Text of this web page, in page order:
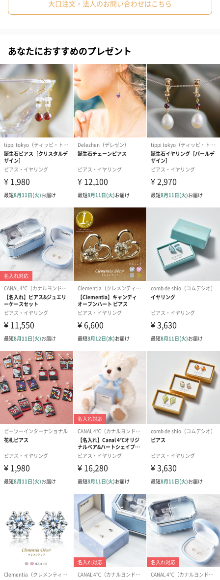
が多い中で、高級感のあるガラスを使用して差別化を図りまし
た。レジン等と違い紫外線で変色しませんので長くご愛用頂けま
す。
水風船を透明感のある涼しげなデザインに。浴衣にも合う夏用ア
イテムです。カラフルな彩りで、卓上のちょっとしたワンポイン
トインテリアにも。
カラーはピアス/イヤリングそれぞれ8色展開。異なる色を集め
ピアス（全8色）
イヤリング（全8色）
ガラス製のアクセサリーブランド「硝子十色」
「硝子十色」は1956年創業の鈴メーカーが送る、2021年春に誕生
した新ブランド。
可愛くてポップ、それでいてガラスの透明感あふれるアイテムが
装いを華やかに彩ります。普段使いやイベント等、様々なファッ
ションシーンで活躍出来る、「硝子十色」ならではのガラスアク
セサリーをご提案致します。
夏の耳元を涼しげに
水風船をモチーフにした涼しげなアクセサリーは、浴衣との相性
も良く夏にぴったりのアイテムです。ぜひ贈ってみてはいかがで
しょうか。
素材
真鍮・亜鉛合金・ガラス
金属材質
真鍮（ニッケルフリー）
製造国
サイズ
幅20×奥行20×高さ5mm（ガラス部分）
大口注文・法人のお問い合わせはこちら
あなたにおすすめのプレゼント